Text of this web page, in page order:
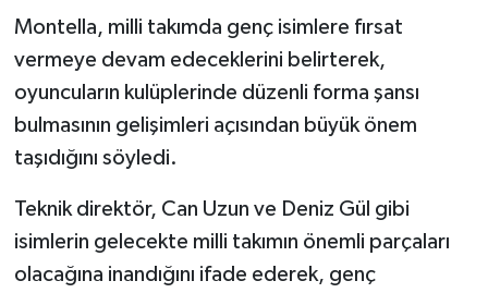
Montella, milli takımda genç isimlere fırsat
vermeye devam edeceklerini belirterek,
oyuncuların kulüplerinde düzenli forma şansı
bulmasının gelişimleri açısından büyük önem
taşıdığını söyledi.
Teknik direktör, Can Uzun ve Deniz Gül gibi
isimlerin gelecekte milli takımın önemli parçaları
olacağına inandığını ifade ederek, genç